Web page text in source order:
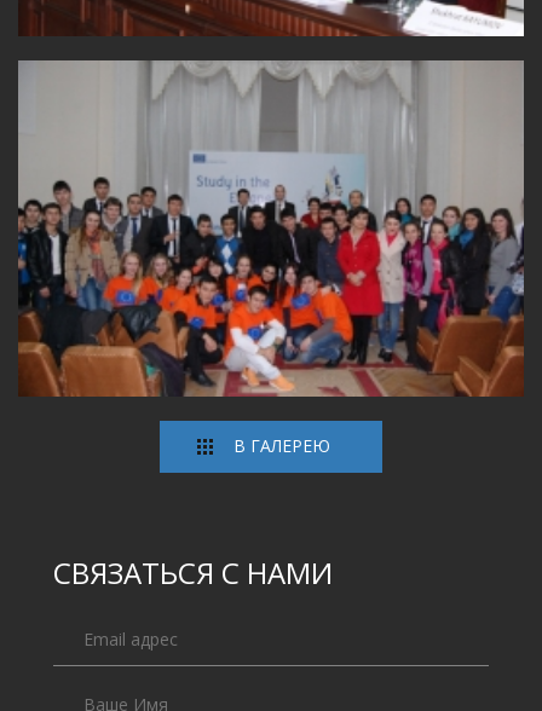
В ГАЛЕРЕЮ
СВЯЗАТЬСЯ С НАМИ